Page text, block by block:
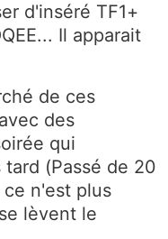
d'inséré TF1+
Il apparait
de ces
des
qui
(Passé de 20
ce n'est plus
lèvent le